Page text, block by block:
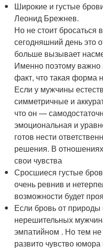
Широкие и густые
Леонид Брежнев.
Но не стоит бросаться
сегодняшний день это
больше вызывает
Именно поэтому важно
факт, что такая форма
Если у мужчины
симметричные и
что он —
эмоциональная и
готов нести
решения. В
свои чувства
Сросшиеся густые
очень ревнив и
возможности будет
Если бровь от природы
нерешительных
эмпатийном . Но тем
развито чувство